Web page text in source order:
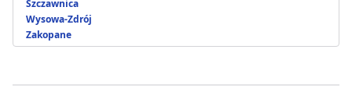
Szczawnica
Wysowa-Zdrój
Zakopane